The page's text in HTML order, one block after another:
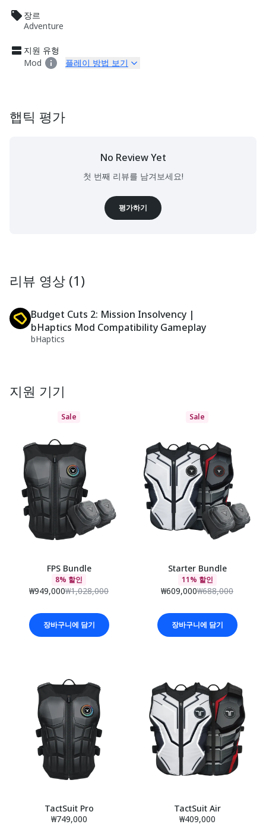
장르
Adventure
지원 유형
Mod
플레이 방법 보기
햅틱 평가
No Review Yet
첫 번째 리뷰를 남겨보세요!
평가하기
리뷰 영상 (1)
Budget Cuts 2: Mission Insolvency |
bHaptics Mod Compatibility Gameplay
bHaptics
지원 기기
Sale
FPS Bundle
8% 할인
₩949,000₩1,028,000
장바구니에 담기
Sale
Starter Bundle
11% 할인
₩609,000₩688,000
장바구니에 담기
TactSuit Pro
₩749,000
TactSuit Air
₩409,000